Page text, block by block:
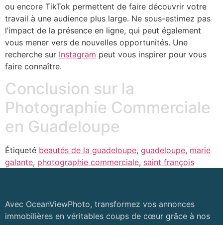
ou encore TikTok permettent de faire découvrir votre
travail à une audience plus large. Ne sous-estimez pas
l’impact de la présence en ligne, qui peut également
vous mener vers de nouvelles opportunités. Une
recherche sur Instagram peut vous inspirer pour vous
faire connaître.
Conclusion sur la
Photographie Commerciale
en Guadeloupe
Étiqueté beautés de la guadeloupe, guadeloupe, marie
galante, photographie commerciale, saint françois
Avec OceanViewPhoto, transformez vos annonces
immobilières en véritables coups de cœur grâce à nos